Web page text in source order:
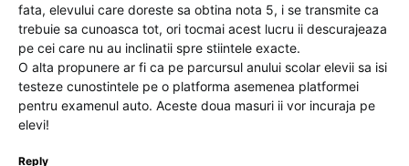
fata, elevului care doreste sa obtina nota 5, i se transmite ca
trebuie sa cunoasca tot, ori tocmai acest lucru ii descurajeaza
pe cei care nu au inclinatii spre stiintele exacte.
O alta propunere ar fi ca pe parcursul anului scolar elevii sa isi
testeze cunostintele pe o platforma asemenea platformei
pentru examenul auto. Aceste doua masuri ii vor incuraja pe
elevi!
Reply